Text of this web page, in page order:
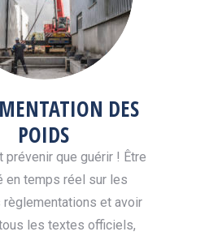
DES
POIDS
prévenir que guérir ! Être
en temps réel sur les
règlementations et avoir
les textes officiels,